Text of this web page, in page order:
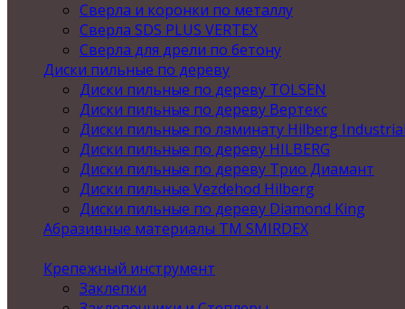
Сверла и коронки по металлу
Сверла SDS PLUS VERTEX
Сверла для дрели по бетону
Диски пильные по дереву
Диски пильные по дереву TOLSEN
Диски пильные по дереву Вертекс
Диски пильные по ламинату Hilberg
Диски пильные по дереву HILBERG
Диски пильные по дереву Трио Диамант
Диски пильные Vezdehod Hilberg
Диски пильные по дереву Diamond King
Абразивные материалы ТМ SMIRDEX
Крепежный инструмент
Заклепки